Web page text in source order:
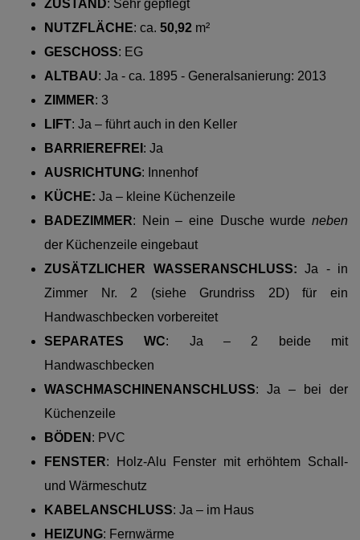
ZUSTAND: Sehr gepflegt
NUTZFLÄCHE: ca. 50,92 m²
GESCHOSS: EG
ALTBAU: Ja - ca. 1895 - Generalsanierung: 2013
ZIMMER: 3
LIFT: Ja – führt auch in den Keller
BARRIEREFREI : Ja
AUSRICHTUNG: Innenhof
KÜCHE: Ja – kleine Küchenzeile
BADEZIMMER: Nein – eine Dusche wurdeneben
der Küchenzeile eingebaut
ZUSÄTZLICHER WASSERANSCHLUSS: Ja - in
Zimmer Nr. 2 (siehe Grundriss 2D) für ein
Handwaschbecken vorbereitet
SEPARATES WC: Ja – 2 beide mit
Handwaschbecken
WASCHMASCHINENANSCHLUSS: Ja – bei der
Küchenzeile
BÖDEN : PVC
FENSTER: Holz-Alu Fenster mit erhöhtem Schall-
und Wärmeschutz
KABELANSCHLUSS: Ja – im Haus
HEIZUNG: Fernwärme